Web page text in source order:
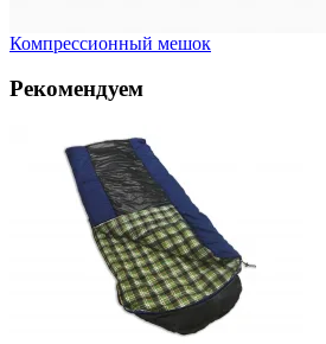
Компрессионный мешок
Рекомендуем